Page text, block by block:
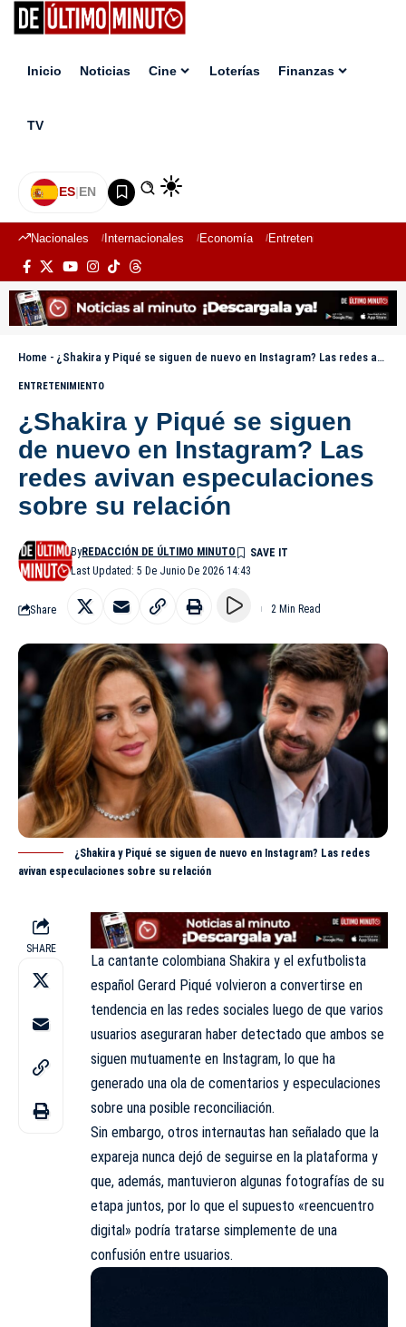
Inicio Noticias Cine Loterías Finanzas
TV
ES|EN
Nacionales Internacionales Economía Entretenimiento
Home - ¿Shakira y Piqué se siguen de nuevo en Instagram? Las redes avivan especulaciones sobre su relación
ENTRETENIMIENTO
¿Shakira y Piqué se siguen
de nuevo en Instagram? Las
redes avivan especulaciones
sobre su relación
Last Updated: 5 De Junio De 2026 14:43
ByREDACCIÓN DE ÚLTIMO MINUTO
Share 2 Min Read
¿Shakira y Piqué se siguen de nuevo en Instagram? Las redes
avivan especulaciones sobre su relación
SHARE
La cantante colombiana Shakira y el exfutbolista
español Gerard Piqué volvieron a convertirse en
tendencia en las redes sociales luego de que varios
usuarios aseguraran haber detectado que ambos se
siguen mutuamente en Instagram, lo que ha
generado una ola de comentarios y especulaciones
sobre una posible reconciliación.
Sin embargo, otros internautas han señalado que la
expareja nunca dejó de seguirse en la plataforma y
que, además, mantuvieron algunas fotografías de su
etapa juntos, por lo que el supuesto «reencuentro
digital» podría tratarse simplemente de una
confusión entre usuarios.